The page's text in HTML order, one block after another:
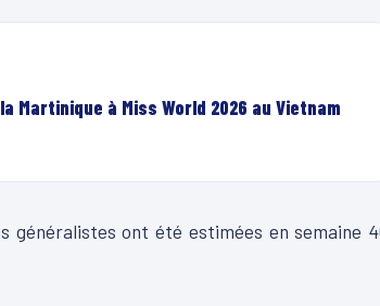
Martinique à Miss World 2026 au Vietnam
généralistes ont été estimées en semaine